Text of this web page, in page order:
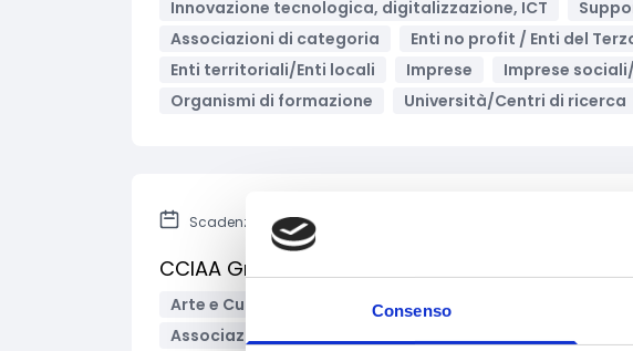
Consenso
Innovazione tecnologica, digitalizzazione, ICT
Associazioni di categoria
Enti no profit / Enti del
Enti territoriali/Enti locali
Imprese
Imprese
Organismi di formazione
Università/Centri di ricerca
Scadenza: 30 novembre 2023
CCIAA Gran Sasso d'Italia - Bando per la
Arte e Cultura Media e informazione Sviluppo e
Associazioni di categoria
Enti no profit / Enti del